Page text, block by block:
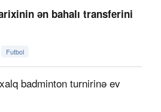
ən bahalı transferini
Futbol
badminton turnirinə ev